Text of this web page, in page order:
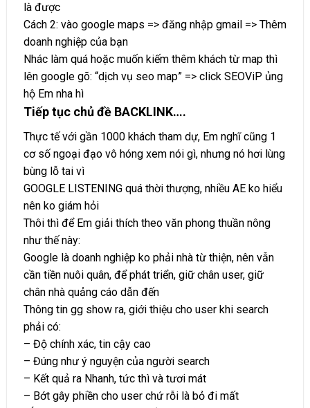
là được
Cách 2: vào google maps => đăng nhập gmail => Thêm
doanh nghiệp của bạn
Nhác làm quá hoặc muốn kiếm thêm khách từ map thì
lên google gõ: “dịch vụ seo map” => click SEOViP ủng
hộ Em nha hì
Tiếp tục chủ đề BACKLINK….
Thực tế với gần 1000 khách tham dự, Em nghĩ cũng 1
cơ số ngoại đạo vô hóng xem nói gì, nhưng nó hơi lùng
bùng lỗ tai vì
GOOGLE LISTENING quá thời thượng, nhiều AE ko hiểu
nên ko giám hỏi
Thôi thì để Em giải thích theo văn phong thuần nông
như thế này:
Google là doanh nghiệp ko phải nhà từ thiện, nên vẫn
cần tiền nuôi quân, để phát triển, giữ chân user, giữ
chân nhà quảng cáo dẫn đến
Thông tin gg show ra, giới thiệu cho user khi search
phải có:
– Độ chính xác, tin cậy cao
– Đúng như ý nguyện của người search
– Kết quả ra Nhanh, tức thì và tươi mát
– Bớt gây phiền cho user chứ rỗi là bỏ đi mất